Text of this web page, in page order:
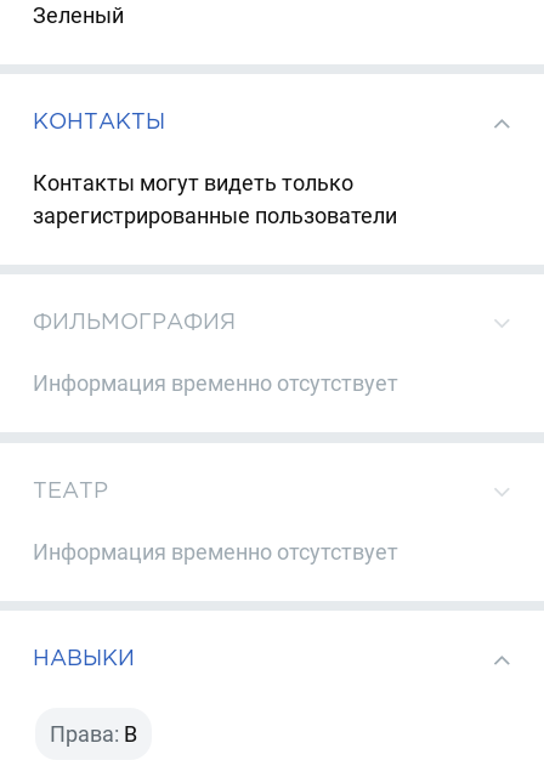
Зеленый
КОНТАКТЫ
Контакты могут видеть только
зарегистрированные пользователи
ФИЛЬМОГРАФИЯ
Информация временно отсутствует
ТЕАТР
Информация временно отсутствует
НАВЫКИ
Права: B